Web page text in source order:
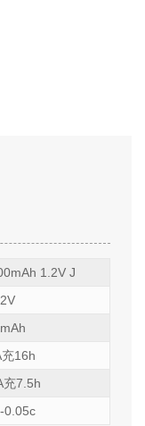
1.2V J
16h
充7.5h
0.05c